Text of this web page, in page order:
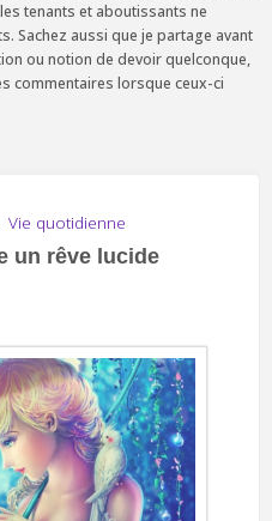
tenants et aboutissants ne
Sachez aussi que je partage avant
ou notion de devoir quelconque,
commentaires lorsque ceux-ci
Vie quotidienne
un rêve lucide